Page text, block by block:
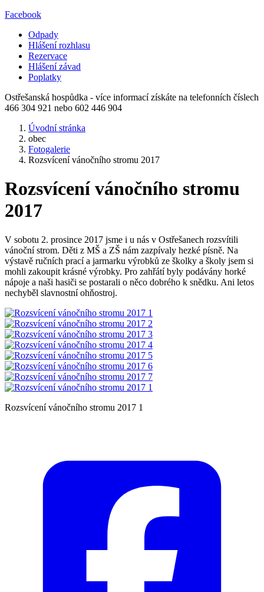
Facebook
Odpady
Hlášení rozhlasu
Rezervace
Hlášení závad
Poplatky
Ostřešanská hospůdka - více informací získáte na telefonních číslech
466 304 921 nebo 602 446 904
Úvodní stránka
obec
Fotogalerie
Rozsvícení vánočního stromu 2017
Rozsvícení vánočního stromu
2017
V sobotu 2. prosince 2017 jsme i u nás v Ostřešanech rozsvítili
vánoční strom. Děti z MŠ a ZŠ nám zazpívaly hezké písně. Na
výstavě ručních prací a jarmarku výrobků ze školky a školy jsem si
mohli zakoupit krásné výrobky. Pro zahřátí byly podávány horké
nápoje a naši hasiči se postarali o něco dobrého k snědku. Ani letos
nechyběl slavnostní ohňostroj.
Rozsvícení vánočního stromu 2017 1